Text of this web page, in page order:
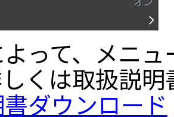
って、メニ
くは取扱説
ダウンロード